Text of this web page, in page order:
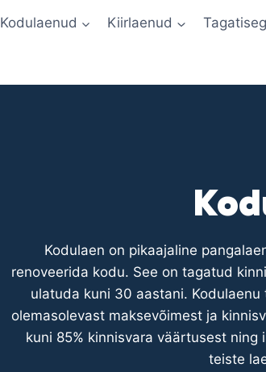
Kodulaenud Kiirlaenud
Kodulaen on pikaajaline
renoveerida kodu. See on tagatud
ulatuda kuni 30 aastani.
olemasolevast maksevõimest ja
kuni 85% kinnisvara väärtusest
teiste